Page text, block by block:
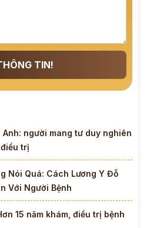
TIN!
người mang tư duy nghiên
trị
Nói Quá: Cách Lương Y Đỗ
Với Người Bệnh
15 năm khám, điều trị bệnh